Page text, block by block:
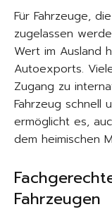
Für Fahrzeuge,
zugelassen
Wert im Ausland
Autoexports.
Zugang zu
Fahrzeug schnell
ermöglicht es,
dem heimischen
Fahrzeugen